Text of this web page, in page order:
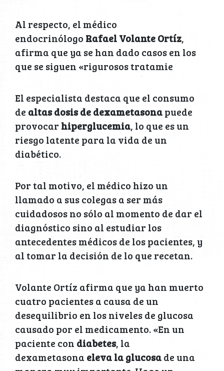
Al respecto, el médico
endocrinólogo Rafael Volante Ortíz,
afirma que ya se han dado casos en los
que se siguen «rigurosos tratamie
El especialista destaca que el consumo
de altas dosis de dexametasonapuede
provocar hiperglucemia, lo que es un
riesgo latente para la vida de un
diabético.
Por tal motivo, el médico hizo un
llamado a sus colegas a ser más
cuidadosos no sólo al momento de dar el
diagnóstico sino al estudiar los
antecedentes médicos de los pacientes, y
al tomar la decisión de lo que recetan.
Volante Ortíz afirma que ya han muerto
cuatro pacientes a causa de un
desequilibrio en los niveles de glucosa
causado por el medicamento. «En un
paciente con diabetes, la
dexametasona eleva la glucosade una